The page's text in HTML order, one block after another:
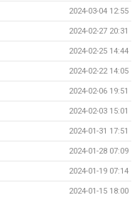
2024-03-04 12:55
2024-02-27 20:31
2024-02-25 14:44
2024-02-22 14:05
2024-02-06 19:51
2024-02-03 15:01
2024-01-31 17:51
2024-01-28 07:09
2024-01-19 07:14
2024-01-15 18:00